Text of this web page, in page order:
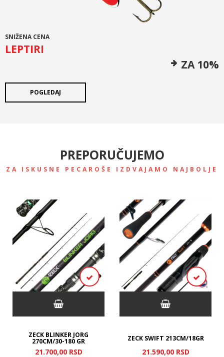
SNIŽENA CENA
LEPTIRI
ZA 10%
POGLEDAJ
PREPORUČUJEMO
ZA ISKUSNE PECAROŠE IZDVAJAMO NAJBOLJE
ZECK BLINKER JORG
270CM/30-180 GR
21.700,00 RSD
ZECK SWIFT 213CM/18GR
21.590,00 RSD